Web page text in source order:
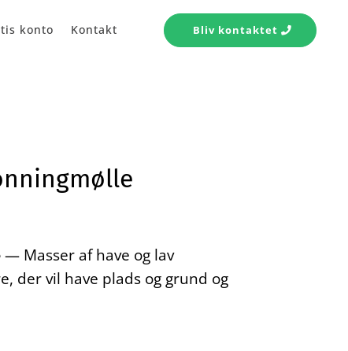
konto Kontakt Bliv kontaktet
— Masser af have og lav
der vil have plads og grund og